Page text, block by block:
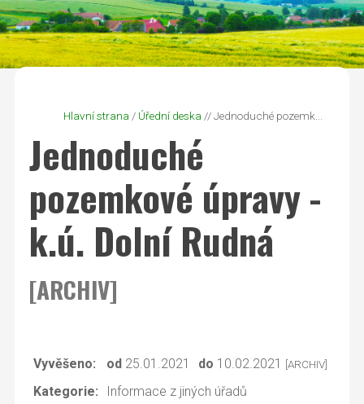
Hlavní strana / Úřední deska // Jednoduché pozemk...
Jednoduché
pozemkové úpravy -
k.ú. Dolní Rudná
[ARCHIV]
Vyvěšeno: od 25.01.2021 do 10.02.2021 [ARCHIV]
Kategorie: Informace z jiných úřadů